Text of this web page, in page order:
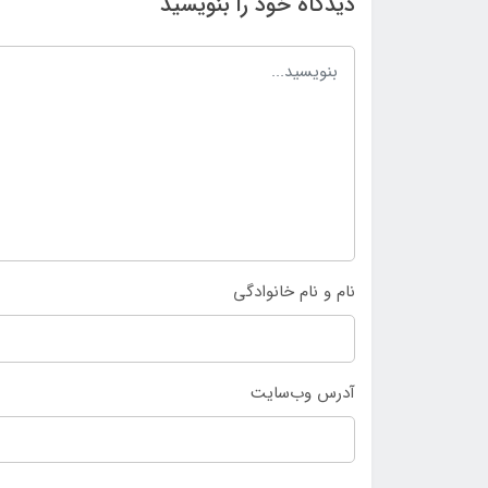
نام و نام خانوادگی
آدرس وب‌سایت